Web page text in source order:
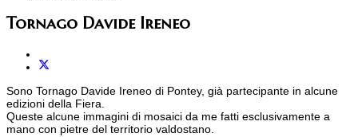
Tornago Davide Ireneo
Sono Tornago Davide Ireneo di Pontey, già partecipante in alcune
edizioni della Fiera.
Queste alcune immagini di mosaici da me fatti esclusivamente a
mano con pietre del territorio valdostano.